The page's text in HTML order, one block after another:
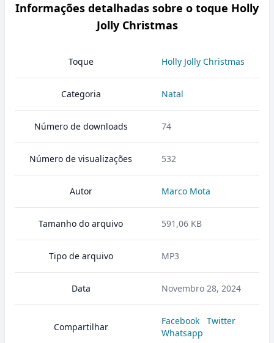
Informações detalhadas sobre o toque Holly
Jolly Christmas
Toque Holly Jolly Christmas
Categoria Natal
Número de downloads 74
Número de visualizações 532
Autor Marco Mota
Tamanho do arquivo 591,06 KB
Tipo de arquivo MP3
Data Novembro 28, 2024
Compartilhar
Facebook
Twitter
Whatsapp